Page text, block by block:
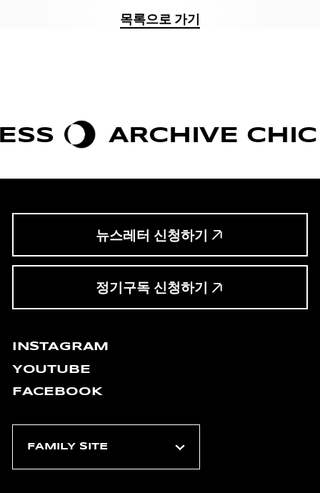
목록으로 가기
ARCHIVE CHIC
뉴스레터 신청하기
정기구독 신청하기
INSTAGRAM
YOUTUBE
FACEBOOK